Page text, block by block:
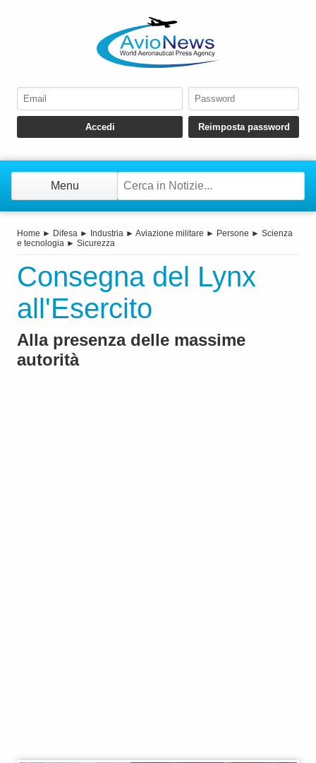
Menu
Home ► Difesa ► Industria ► Aviazione militare ► Persone ► Scienza
e tecnologia ► Sicurezza
Consegna del Lynx
all'Esercito
Alla presenza delle massime
autorità